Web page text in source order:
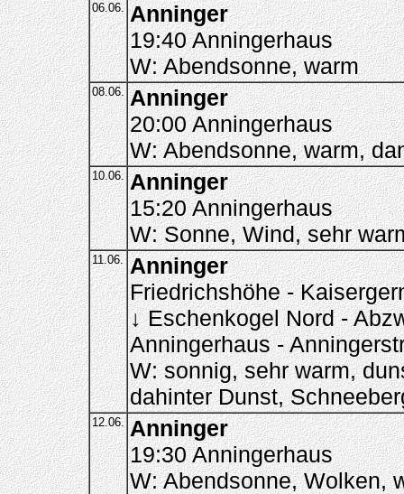
06.06. Anninger
19:40 Anningerhaus
W: Abendsonne, warm
08.06. Anninger
20:00 Anningerhaus
W: Abendsonne, warm,
10.06. Anninger
15:20 Anningerhaus
W: Sonne, Wind, sehr
11.06. Anninger
Friedrichshöhe -
↓ Eschenkogel Nord -
Anningerhaus -
W: sonnig, sehr warm,
dahinter Dunst,
12.06. Anninger
19:30 Anningerhaus
W: Abendsonne, Wolken,